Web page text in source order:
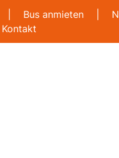
Bus anmieten
Kontakt